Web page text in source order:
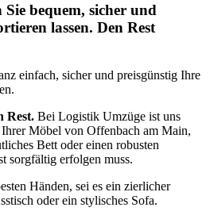
bequem, sicher und
lassen. Den Rest
einfach, sicher und preisgünstig Ihre
Rest. Bei Logistik Umzüge ist uns
Ihrer Möbel von Offenbach am Main,
Bett oder einen robusten
sorgfältig erfolgen muss.
Händen, sei es ein zierlicher
oder ein stylisches Sofa.